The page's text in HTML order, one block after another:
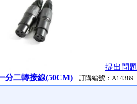
提出問題
分二轉接線(50CM)訂購編號：A14389